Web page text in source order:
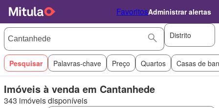
FavoritosAdministrar alertas
Distrito
Pesquisar Palavras-chave Preço Quartos Casas de
Imóveis à venda em Cantanhede
343 imóveis disponíveis